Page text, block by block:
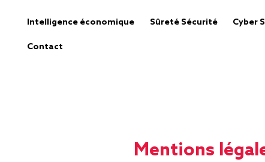
Intelligence économique Sûreté Sécurité Cyber
Contact
Mentions